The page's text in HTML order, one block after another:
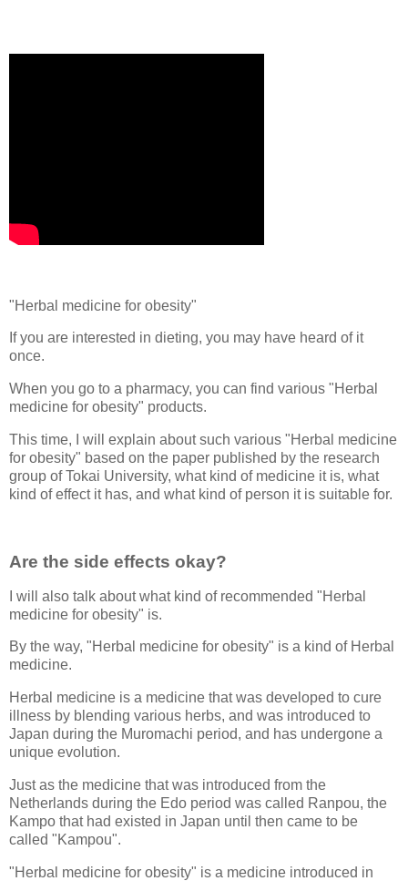
"Herbal medicine for obesity"
If you are interested in dieting, you may have heard of it
once.
When you go to a pharmacy, you can find various "Herbal
medicine for obesity" products.
This time, I will explain about such various "Herbal medicine
for obesity" based on the paper published by the research
group of Tokai University, what kind of medicine it is, what
kind of effect it has, and what kind of person it is suitable for.
Are the side effects okay?
I will also talk about what kind of recommended "Herbal
medicine for obesity" is.
By the way, "Herbal medicine for obesity" is a kind of Herbal
medicine.
Herbal medicine is a medicine that was developed to cure
illness by blending various herbs, and was introduced to
Japan during the Muromachi period, and has undergone a
unique evolution.
Just as the medicine that was introduced from the
Netherlands during the Edo period was called Ranpou, the
Kampo that had existed in Japan until then came to be
called "Kampou".
"Herbal medicine for obesity" is a medicine introduced in